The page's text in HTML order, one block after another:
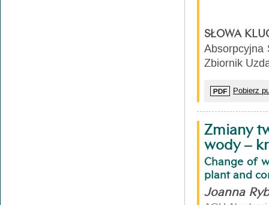
SŁOWA
Absorpcyjna
Zbiornik
Pobierz
Zmiany
wody –
Change of
plant and
Joanna